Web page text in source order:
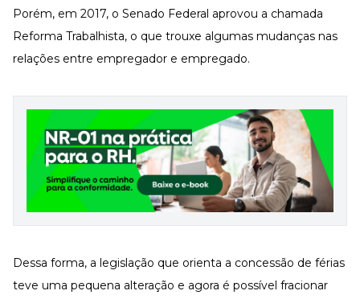
Porém, em 2017, o Senado Federal aprovou a chamada
Reforma Trabalhista, o que trouxe algumas mudanças nas
relações entre empregador e empregado.
Dessa forma, a legislação que orienta a concessão de férias
teve uma pequena alteração e agora é possível fracionar